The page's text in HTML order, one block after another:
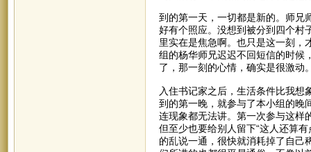
到的第一天，一切都是新的。师兄
好有个照应。没想到被分到四个村
里实在是焦急啊。也只是这一刻，
组的杨华师兄迟迟不回短信的时候
了，那一刻的心情，确实是很激动
入住书记家之后，生活条件比我
到的第一晚，就参与了本小组的晚
连现象都无法讲。第一次参与这样
但至少也要给别人留下“这人还算
的乱说一通，很快就消耗掉了自己